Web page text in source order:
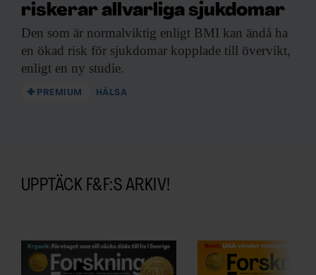
riskerar allvarliga sjukdomar
Den som är normalviktig enligt BMI kan ändå ha
en ökad risk för sjukdomar kopplade till övervikt,
enligt en ny studie.
PREMIUM HÄLSA
UPPTÄCK F&F:S ARKIV!